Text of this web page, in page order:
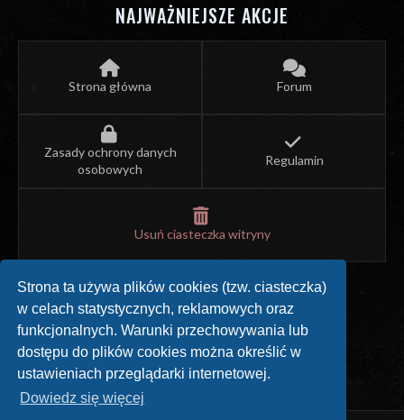
Strona ta używa plików cookies (tzw. ciasteczka)
w celach statystycznych, reklamowych oraz
funkcjonalnych. Warunki przechowywania lub
dostępu do plików cookies można określić w
ustawieniach przeglądarki internetowej.
Dowiedz się więcej
NAJWAŻNIEJSZE AKCJE
Strona główna Forum
Zasady ochrony danych
osobowych
Regulamin
Usuń ciasteczka witryny
SPRAWDŹ NASZE SOCIAL MEDIA